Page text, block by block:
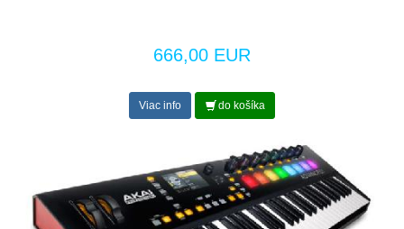
666,00 EUR
Viac info do košíka